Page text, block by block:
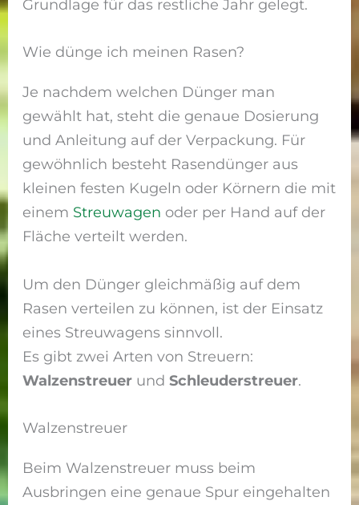
Grundlage für das restliche Jahr gelegt.
Wie dünge ich meinen Rasen?
Je nachdem welchen Dünger man
gewählt hat, steht die genaue Dosierung
und Anleitung auf der Verpackung. Für
gewöhnlich besteht Rasendünger aus
kleinen festen Kugeln oder Körnern die mit
einem Streuwagen oder per Hand auf der
Fläche verteilt werden.
Um den Dünger gleichmäßig auf dem
Rasen verteilen zu können, ist der Einsatz
eines Streuwagens sinnvoll.
Es gibt zwei Arten von Streuern:
Walzenstreuer undSchleuderstreuer.
Walzenstreuer
Beim Walzenstreuer muss beim
Ausbringen eine genaue Spur eingehalten